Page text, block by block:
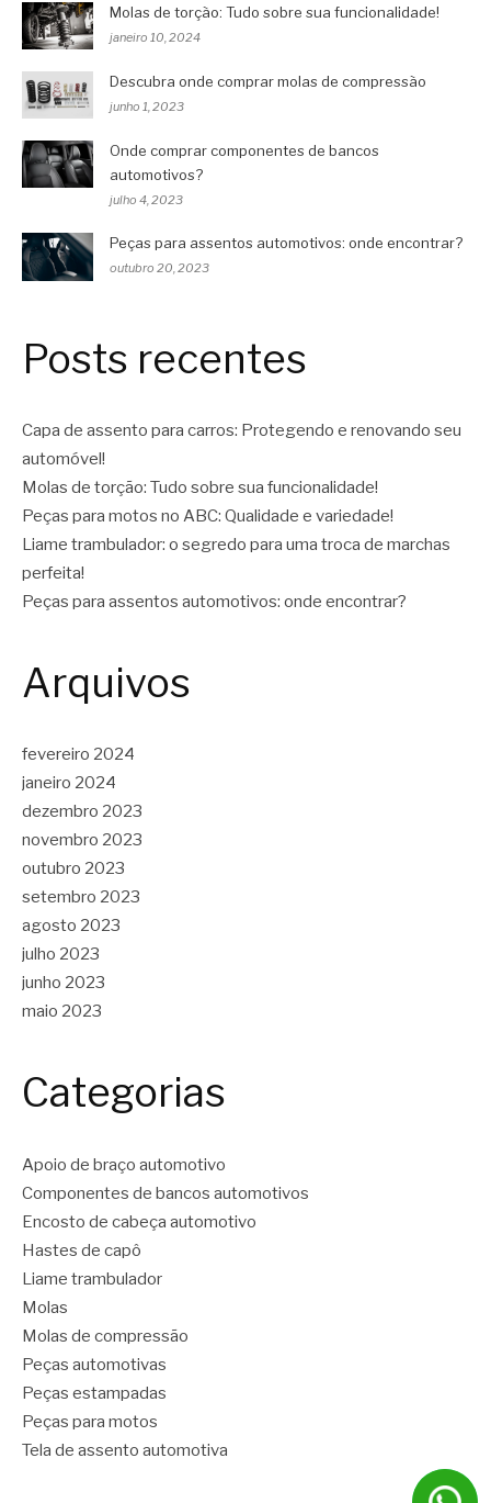
Molas de torção: Tudo sobre sua funcionalidade!
janeiro 10, 2024
Descubra onde comprar molas de compressão
junho 1, 2023
Onde comprar componentes de bancos
automotivos?
julho 4, 2023
Peças para assentos automotivos: onde encontrar?
outubro 20, 2023
Posts recentes
Capa de assento para carros: Protegendo e renovando seu
automóvel!
Molas de torção: Tudo sobre sua funcionalidade!
Peças para motos no ABC: Qualidade e variedade!
Liame trambulador: o segredo para uma troca de marchas
perfeita!
Peças para assentos automotivos: onde encontrar?
Arquivos
fevereiro 2024
janeiro 2024
dezembro 2023
novembro 2023
outubro 2023
setembro 2023
agosto 2023
julho 2023
junho 2023
maio 2023
Categorias
Apoio de braço automotivo
Componentes de bancos automotivos
Encosto de cabeça automotivo
Hastes de capô
Liame trambulador
Molas
Molas de compressão
Peças automotivas
Peças estampadas
Peças para motos
Tela de assento automotiva